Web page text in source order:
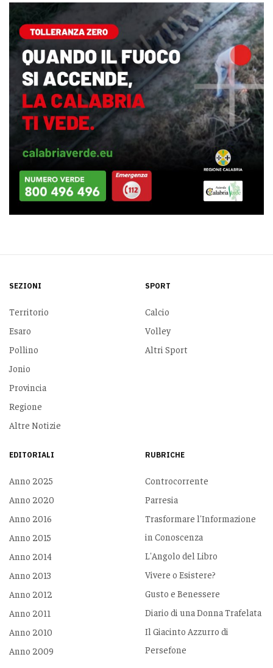
SEZIONI
Territorio
Esaro
Pollino
Jonio
Provincia
Regione
Altre Notizie
SPORT
Calcio
Volley
Altri Sport
EDITORIALI
Anno 2025
Anno 2020
Anno 2016
Anno 2015
Anno 2014
Anno 2013
Anno 2012
Anno 2011
Anno 2010
Anno 2009
RUBRICHE
Controcorrente
Parresia
Trasformare l'Informazione
in Conoscenza
L'Angolo del Libro
Vivere o Esistere?
Gusto e Benessere
Diario di una Donna Trafelata
Il Giacinto Azzurro di
Persefone